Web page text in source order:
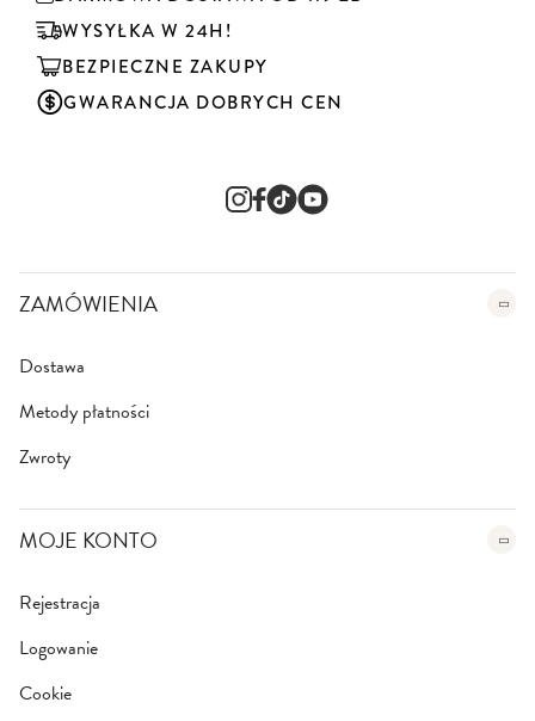
l
e
t
e
:
WYSYŁKA W 24H!
BEZPIECZNE ZAKUPY
GWARANCJA DOBRYCH CEN
ZAMÓWIENIA
Dostawa
Metody płatności
Zwroty
MOJE KONTO
Rejestracja
Logowanie
Cookie